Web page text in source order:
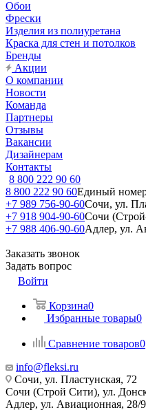
Обои
Фрески
Изделия из полиуретана
Краска для стен и потолков
Бренды
Акции
О компании
Новости
Команда
Партнеры
Отзывы
Вакансии
Дизайнерам
Контакты
8 800 222 90 60
8 800 222 90 60Единый
+7 989 756-90-60Сочи, ул.
+7 918 904-90-60Сочи
+7 988 406-90-60Адлер, ул.
Заказать звонок
Задать вопрос
Войти
Корзина0
Избранные товары0
Сравнение товаров0
info@fleksi.ru
Сочи, ул. Пластунская, 72
Сочи (Строй Сити), ул.
Адлер, ул. Авиационная, 28/9